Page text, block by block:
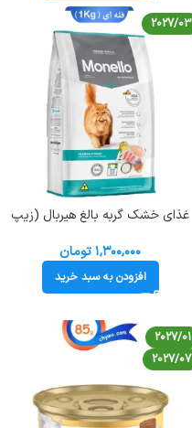
2027/03
غذای خشک گربه بالغ هیربال (زیپ
۱,۳۰۰,۰۰۰تومان
افزودن به سبد خرید
2027/01
2027/07